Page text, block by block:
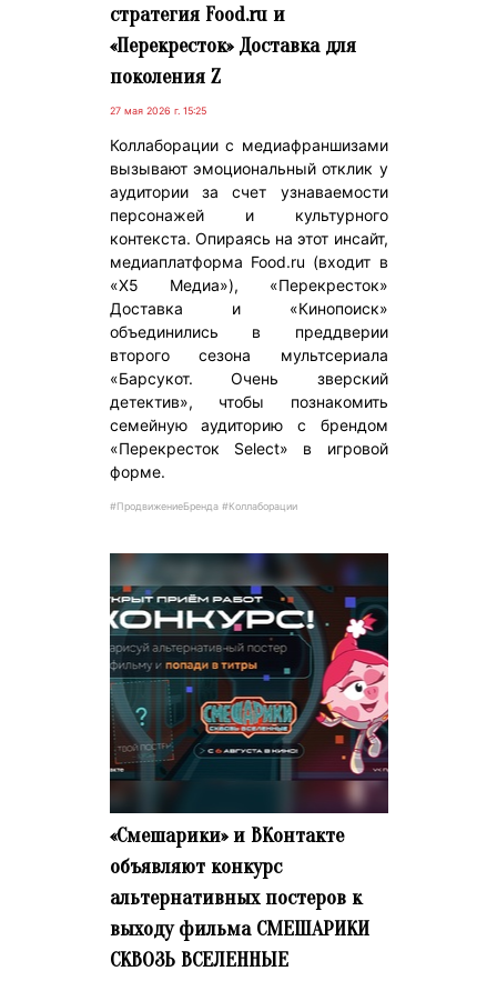
стратегия Food.ru и
«Перекресток» Доставка для
поколения Z
27 мая 2026 г. 15:25
Коллаборации с медиафраншизами
вызывают эмоциональный отклик у
аудитории за счет узнаваемости
персонажей и культурного
контекста. Опираясь на этот инсайт,
медиаплатформа Food.ru (входит в
«X5 Медиа»), «Перекресток»
Доставка и «Кинопоиск»
объединились в преддверии
второго сезона мультсериала
«Барсукот. Очень зверский
детектив», чтобы познакомить
семейную аудиторию с брендом
«Перекресток Select» в игровой
форме.
#ПродвижениеБренда #Коллаборации
«Смешарики» и ВКонтакте
объявляют конкурс
альтернативных постеров к
выходу фильма СМЕШАРИКИ
СКВОЗЬ ВСЕЛЕННЫЕ